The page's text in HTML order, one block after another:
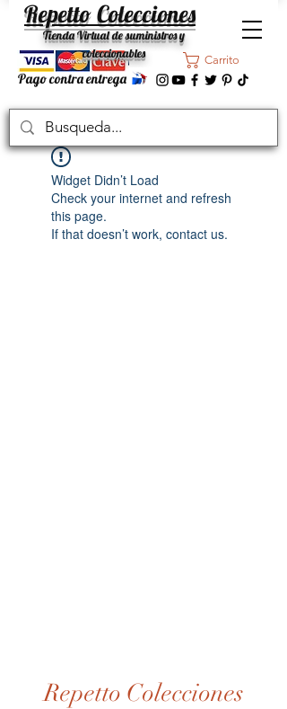
Carrito
Pago contra entrega
Repetto Colecciones
Tienda Virtual de suministros y
coleccionables
Widget Didn’t Load
Check your internet and refresh
this page.
If that doesn’t work, contact us.
Repetto Colecciones